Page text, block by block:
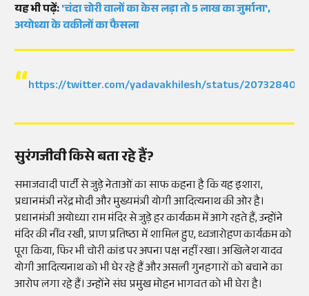
यह भी पढ़ें:'चंदा चोरी वालों का केस लड़ा तो 5 लाख का जुर्माना',
अयोध्या के वकीलों का फैसला
https://twitter.com/yadavakhilesh/status/
सुरंगजीवी किसे बता रहे हैं?
समाजवादी पार्टी से जुड़े नेताओं का साफ कहना है कि यह इशारा,
प्रधानमंत्री नरेंद्र मोदी और मुख्यमंत्री योगी आदित्यनाथ की ओर है।
प्रधानमंत्री अयोध्या राम मंदिर से जुड़े हर कार्यक्रम में आगे रहते हैं, उन्होंने
मंदिर की नींव रखी, प्राण प्रतिष्ठा में शामिल हुए, ध्वजारोहण कार्यक्रम को
पूरा किया, फिर भी चोरी कांड पर अपना पक्ष नहीं रखा। अखिलेश यादव
योगी आदित्यनाथ को भी घेर रहे हैं और असली गुनहगारों को बचाने का
आरोप लगा रहे हैं। उन्होंने संघ प्रमुख मोहन भागवत को भी घेरा है।